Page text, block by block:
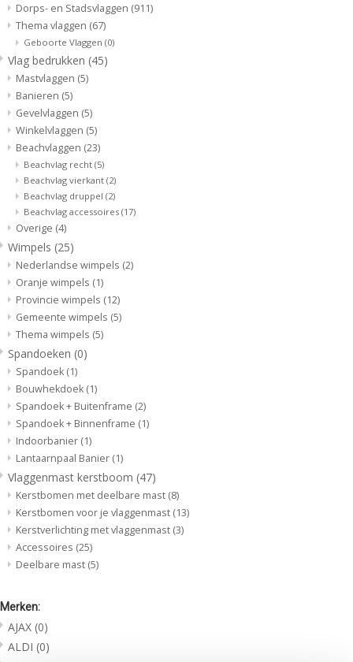
Dorps- en Stadsvlaggen (911)
Thema vlaggen (67)
Geboorte Vlaggen (0)
Vlag bedrukken (45)
Mastvlaggen (5)
Banieren (5)
Gevelvlaggen (5)
Winkelvlaggen (5)
Beachvlaggen (23)
Beachvlag recht (5)
Beachvlag vierkant (2)
Beachvlag druppel (2)
Beachvlag accessoires (17)
Overige (4)
Wimpels (25)
Nederlandse wimpels (2)
Oranje wimpels (1)
Provincie wimpels (12)
Gemeente wimpels (5)
Thema wimpels (5)
Spandoeken (0)
Spandoek (1)
Bouwhekdoek (1)
Spandoek + Buitenframe (2)
Spandoek + Binnenframe (1)
Indoorbanier (1)
Lantaarnpaal Banier (1)
Vlaggenmast kerstboom (47)
Kerstbomen met deelbare mast (8)
Kerstbomen voor je vlaggenmast (13)
Kerstverlichting met vlaggenmast (3)
Accessoires (25)
Deelbare mast (5)
Merken:
AJAX (0)
ALDI (0)